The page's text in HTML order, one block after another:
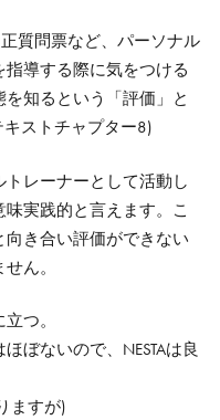
質問票など、パーソナル
導する際に気をつける
知るという「評価」と
キストチャプター8)
レーナーとして活動し
実践的と言えます。こ
き合い評価ができない
ん。
つ。
ぼないので、NESTAは良
ますが)